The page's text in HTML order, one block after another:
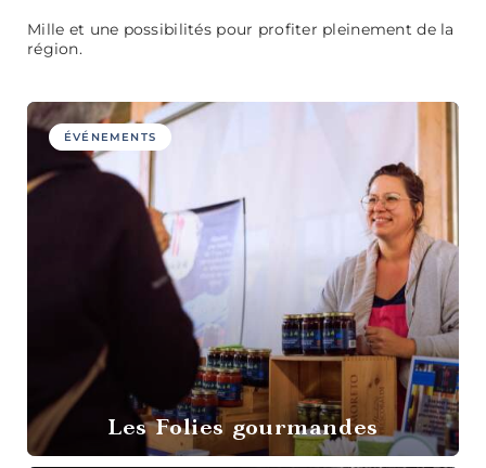
Agrotourisme
Sports et
Mille et une possibilités pour profiter pleinement de la
région.
ÉVÉNEMENTS
Les Folies gourmandes